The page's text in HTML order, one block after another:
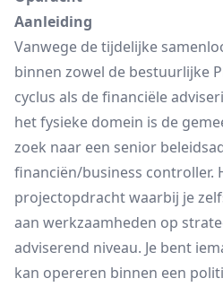
Aanleiding
Vanwege de tijdelijke
binnen zowel de bestuurlijke
cyclus als de financiële
het fysieke domein is de
zoek naar een senior
financiën/business controller.
projectopdracht waarbij je
aan werkzaamheden op
adviserend niveau. Je bent
kan opereren binnen een